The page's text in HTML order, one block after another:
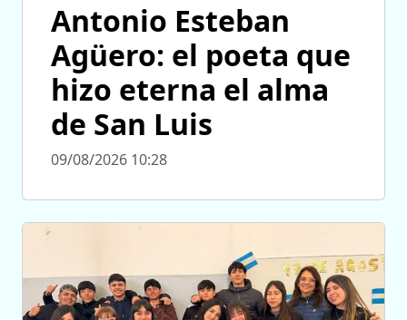
Antonio Esteban
Agüero: el poeta que
hizo eterna el alma
de San Luis
09/08/2026 10:28